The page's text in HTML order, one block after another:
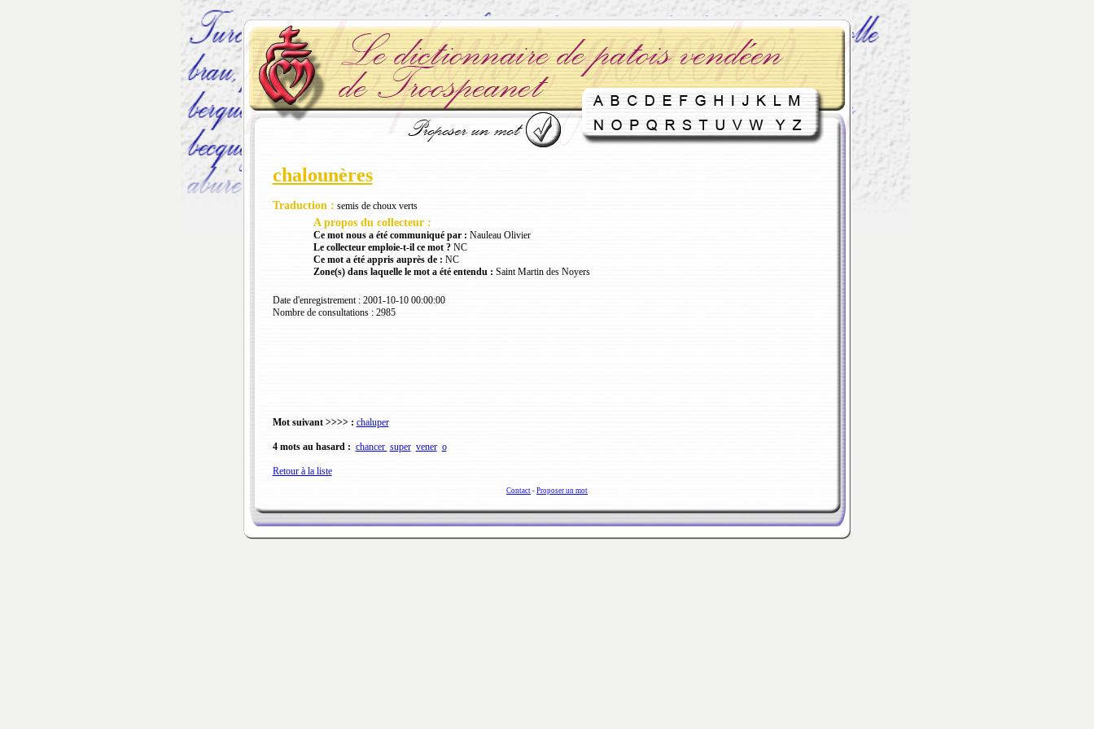
chalounères
Traduction : semis de choux verts
A propos du collecteur :
Ce mot nous a été communiqué par : Nauleau Olivier
Le collecteur emploie-t-il ce mot ?NC
Ce mot a été appris auprès de : NC
Zone(s) dans laquelle le mot a été entendu : Saint Martin des Noyers
Date d'enregistrement : 2001-10-10 00:00:00
Nombre de consultations : 2985
Mot suivant >>>> : chaluper
4 mots au hasard : chancer super vener o
Retour à la liste
Contact - Proposer un mot